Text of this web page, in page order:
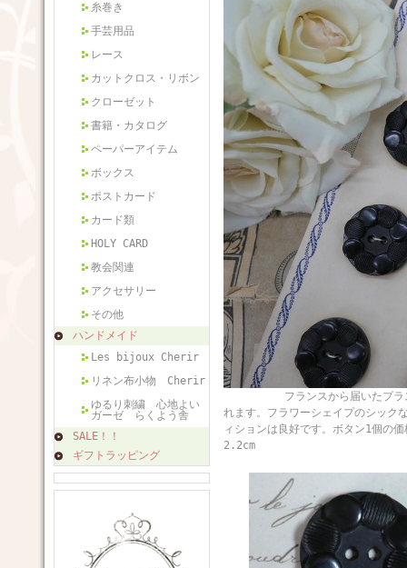
糸巻き
手芸用品
レース
カットクロス・リボン
クローゼット
書籍・カタログ
ペーパーアイテム
ボックス
ポストカード
カード類
HOLY CARD
教会関連
アクセサリー
その他
ハンドメイド
Les bijoux Cherir
リネン布小物 Cherir
ゆるり刺繍 心地よい
ガーゼ らくよう舎
SALE！！
ギフトラッピング
フランスから届いたプラスチッ
れます。フラワーシェイプのシック
ィションは良好です。ボタ
2.2cm